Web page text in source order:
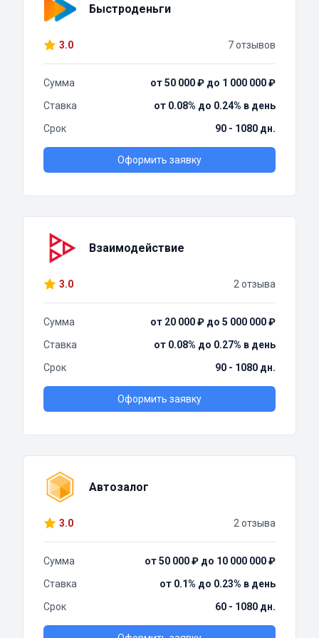
Быстроденьги
3.0 7 отзывов
Сумма
от 50 000 ₽ до 1 000 000 ₽
Ставка
от 0.08% до 0.24% в день
Срок
90 - 1080 дн.
Оформить заявку
Взаимодействие
3.0 2 отзыва
Сумма
от 20 000 ₽ до 5 000 000 ₽
Ставка
от 0.08% до 0.27% в день
Срок
90 - 1080 дн.
Оформить заявку
Автозалог
3.0 2 отзыва
Сумма
от 50 000 ₽ до 10 000 000 ₽
Ставка
от 0.1% до 0.23% в день
Срок
60 - 1080 дн.